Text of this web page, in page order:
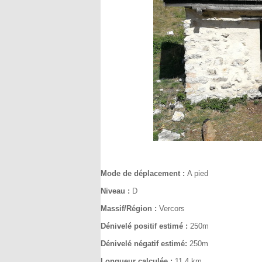
Mode de déplacement : A pied
Niveau : D
Massif/Région : Vercors
Dénivelé positif estimé : 250m
Dénivelé négatif estimé: 250m